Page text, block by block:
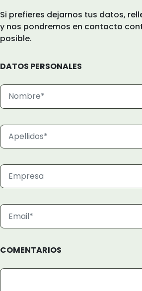
Si prefieres dejarnos tus datos,
y nos pondremos en contacto
posible.
DATOS PERSONALES
COMENTARIOS